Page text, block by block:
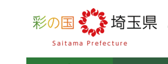
彩の国 埼玉県